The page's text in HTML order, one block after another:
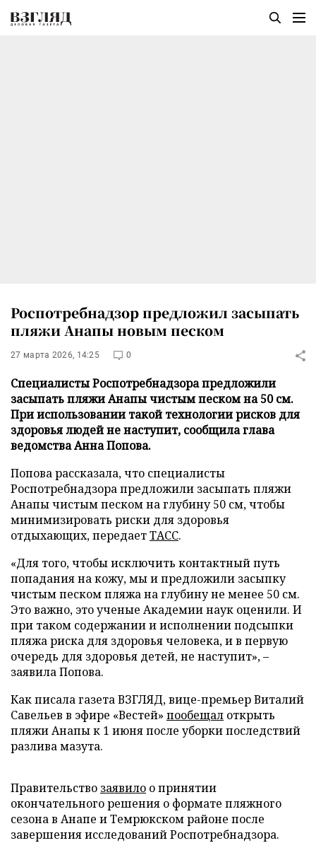
Роспотребнадзор предложил засыпать
пляжи Анапы новым песком
27 марта 2026, 14:25 0
Специалисты Роспотребнадзора предложили
засыпать пляжи Анапы чистым песком на 50 см.
При использовании такой технологии рисков для
здоровья людей не наступит, сообщила глава
ведомства Анна Попова.
Попова рассказала, что специалисты
Роспотребнадзора предложили засыпать пляжи
Анапы чистым песком на глубину 50 см, чтобы
минимизировать риски для здоровья
отдыхающих, передаетТАСС.
«Для того, чтобы исключить контактный путь
попадания на кожу, мы и предложили засыпку
чистым песком пляжа на глубину не менее 50 см.
Это важно, это ученые Академии наук оценили. И
при таком содержании и исполнении подсыпки
пляжа риска для здоровья человека, и в первую
очередь для здоровья детей, не наступит», –
заявила Попова.
Как писала газета ВЗГЛЯД, вице-премьер Виталий
Савельев в эфире «Вестей» пообещал открыть
пляжи Анапы к 1 июня после уборки последствий
разлива мазута.
Правительство заявило о принятии
окончательного решения о формате пляжного
сезона в Анапе и Темрюкском районе после
завершения исследований Роспотребнадзора.